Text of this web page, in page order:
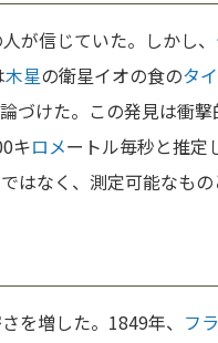
が信じていた。しかし、
木星の衛星イオの食のタイ
づけた。この発見は衝撃
キロメートル毎秒と推定
はなく、測定可能なもの
を増した。1849年、 フ